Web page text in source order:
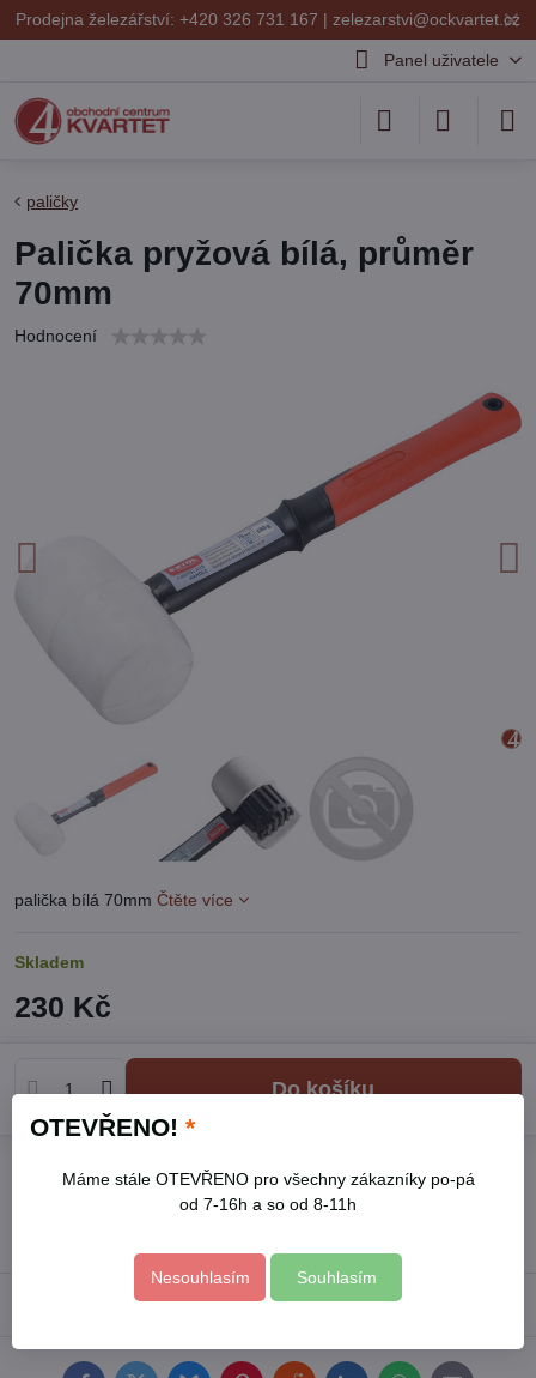
✕
Prodejna železářství: +420 326 731 167 | zelezarstvi@ockvartet.cz
Panel uživatele
paličky
Palička pryžová bílá, průměr
70mm
Hodnocení
palička bílá 70mm Čtěte více
Skladem
230 Kč
Do košíku
8811114
OTEVŘENO! *
Máme stále OTEVŘENO pro všechny zákazníky po-pá
od 7-16h a so od 8-11h
Nesouhlasím Souhlasím